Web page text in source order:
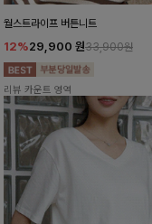
월스트라이프 버튼니트
12%29,900 원33,900원
리뷰 카운트 영역